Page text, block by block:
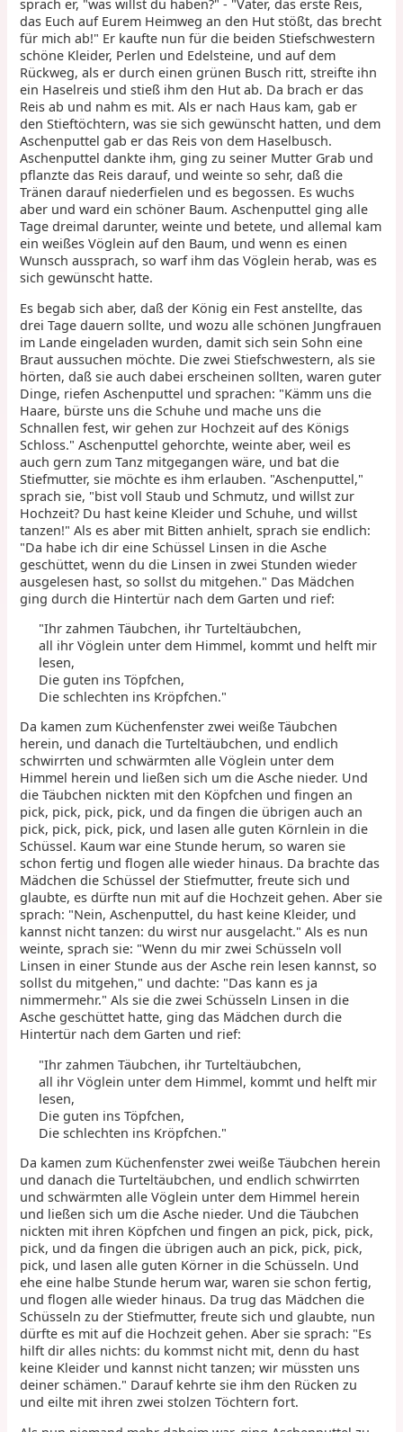
sprach er, "was willst du haben?" - "Vater, das erste Reis,
das Euch auf Eurem Heimweg an den Hut stößt, das brecht
für mich ab!" Er kaufte nun für die beiden Stiefschwestern
schöne Kleider, Perlen und Edelsteine, und auf dem
Rückweg, als er durch einen grünen Busch ritt, streifte ihn
ein Haselreis und stieß ihm den Hut ab. Da brach er das
Reis ab und nahm es mit. Als er nach Haus kam, gab er
den Stieftöchtern, was sie sich gewünscht hatten, und dem
Aschenputtel gab er das Reis von dem Haselbusch.
Aschenputtel dankte ihm, ging zu seiner Mutter Grab und
pflanzte das Reis darauf, und weinte so sehr, daß die
Tränen darauf niederfielen und es begossen. Es wuchs
aber und ward ein schöner Baum. Aschenputtel ging alle
Tage dreimal darunter, weinte und betete, und allemal kam
ein weißes Vöglein auf den Baum, und wenn es einen
Wunsch aussprach, so warf ihm das Vöglein herab, was es
sich gewünscht hatte.
Es begab sich aber, daß der König ein Fest anstellte, das
drei Tage dauern sollte, und wozu alle schönen Jungfrauen
im Lande eingeladen wurden, damit sich sein Sohn eine
Braut aussuchen möchte. Die zwei Stiefschwestern, als sie
hörten, daß sie auch dabei erscheinen sollten, waren guter
Dinge, riefen Aschenputtel und sprachen: "Kämm uns die
Haare, bürste uns die Schuhe und mache uns die
Schnallen fest, wir gehen zur Hochzeit auf des Königs
Schloss." Aschenputtel gehorchte, weinte aber, weil es
auch gern zum Tanz mitgegangen wäre, und bat die
Stiefmutter, sie möchte es ihm erlauben. "Aschenputtel,"
sprach sie, "bist voll Staub und Schmutz, und willst zur
Hochzeit? Du hast keine Kleider und Schuhe, und willst
tanzen!" Als es aber mit Bitten anhielt, sprach sie endlich:
"Da habe ich dir eine Schüssel Linsen in die Asche
geschüttet, wenn du die Linsen in zwei Stunden wieder
ausgelesen hast, so sollst du mitgehen." Das Mädchen
ging durch die Hintertür nach dem Garten und rief:
"Ihr zahmen Täubchen, ihr Turteltäubchen,
all ihr Vöglein unter dem Himmel, kommt und helft mir
lesen,
Die guten ins Töpfchen,
Die schlechten ins Kröpfchen."
Da kamen zum Küchenfenster zwei weiße Täubchen
herein, und danach die Turteltäubchen, und endlich
schwirrten und schwärmten alle Vöglein unter dem
Himmel herein und ließen sich um die Asche nieder. Und
die Täubchen nickten mit den Köpfchen und fingen an
pick, pick, pick, pick, und da fingen die übrigen auch an
pick, pick, pick, pick, und lasen alle guten Körnlein in die
Schüssel. Kaum war eine Stunde herum, so waren sie
schon fertig und flogen alle wieder hinaus. Da brachte das
Mädchen die Schüssel der Stiefmutter, freute sich und
glaubte, es dürfte nun mit auf die Hochzeit gehen. Aber sie
sprach: "Nein, Aschenputtel, du hast keine Kleider, und
kannst nicht tanzen: du wirst nur ausgelacht." Als es nun
weinte, sprach sie: "Wenn du mir zwei Schüsseln voll
Linsen in einer Stunde aus der Asche rein lesen kannst, so
sollst du mitgehen," und dachte: "Das kann es ja
nimmermehr." Als sie die zwei Schüsseln Linsen in die
Asche geschüttet hatte, ging das Mädchen durch die
Hintertür nach dem Garten und rief:
"Ihr zahmen Täubchen, ihr Turteltäubchen,
all ihr Vöglein unter dem Himmel, kommt und helft mir
lesen,
Die guten ins Töpfchen,
Die schlechten ins Kröpfchen."
Da kamen zum Küchenfenster zwei weiße Täubchen herein
und danach die Turteltäubchen, und endlich schwirrten
und schwärmten alle Vöglein unter dem Himmel herein
und ließen sich um die Asche nieder. Und die Täubchen
nickten mit ihren Köpfchen und fingen an pick, pick, pick,
pick, und da fingen die übrigen auch an pick, pick, pick,
pick, und lasen alle guten Körner in die Schüsseln. Und
ehe eine halbe Stunde herum war, waren sie schon fertig,
und flogen alle wieder hinaus. Da trug das Mädchen die
Schüsseln zu der Stiefmutter, freute sich und glaubte, nun
dürfte es mit auf die Hochzeit gehen. Aber sie sprach: "Es
hilft dir alles nichts: du kommst nicht mit, denn du hast
keine Kleider und kannst nicht tanzen; wir müssten uns
deiner schämen." Darauf kehrte sie ihm den Rücken zu
und eilte mit ihren zwei stolzen Töchtern fort.